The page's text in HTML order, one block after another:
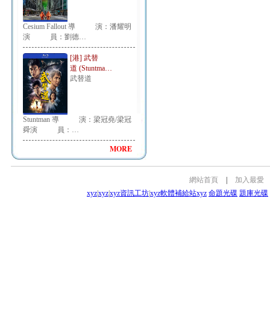
Cesium Fallout 導 演：潘耀明
演 員：劉德…
[港] 武替
道 (Stuntma…
武替道
Stuntman 導 演：梁冠堯/梁冠
舜演 員：…
MORE
網站首頁
加入最愛
xyzxyzxyz資訊工坊xyz軟體補給站xyz 命題光碟 題庫光碟